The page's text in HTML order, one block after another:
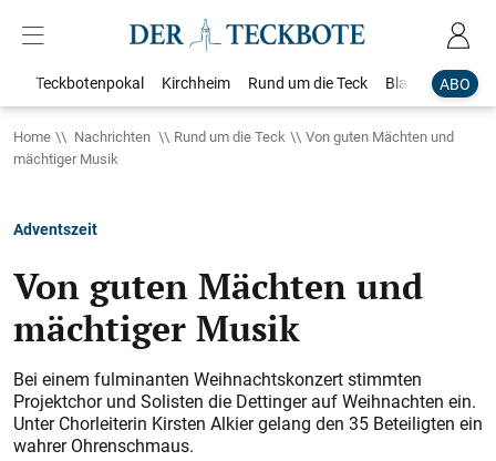
ABO
Teckbotenpokal Kirchheim Rund um die Teck Blaulicht
Home Nachrichten Rund um die Teck
Von guten Mächten und
mächtiger Musik
Adventszeit
Von guten Mächten und
mächtiger Musik
Bei einem fulminanten Weihnachtskonzert stimmten
Projektchor und Solisten die Dettinger auf Weihnachten ein.
Unter Chorleiterin Kirsten Alkier gelang den 35 Beteiligten ein
wahrer Ohrenschmaus.